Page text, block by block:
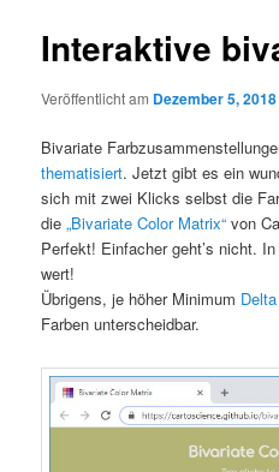
Interaktive
Veröffentlicht am Dezember 5, 2018
Bivariate
thematisiert. Jetzt gibt es ein
sich mit zwei Klicks selbst die
die„Bivariate Color Matrix“ von
Perfekt! Einfacher geht’s nicht.
wert!
Übrigens, je höher Minimum
Farben unterscheidbar.